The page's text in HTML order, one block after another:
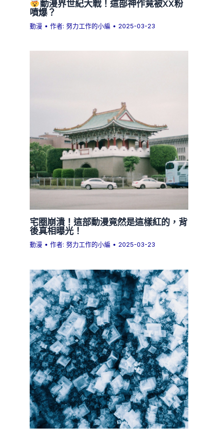
動漫界世紀大戰！這部神作竟被XX粉
噴爆？
動漫 • 作者:努力工作的小編 • 2025-03-23
宅圈崩潰！這部動漫竟然是這樣紅的，背
後真相曝光！
動漫 • 作者:努力工作的小編 • 2025-03-23